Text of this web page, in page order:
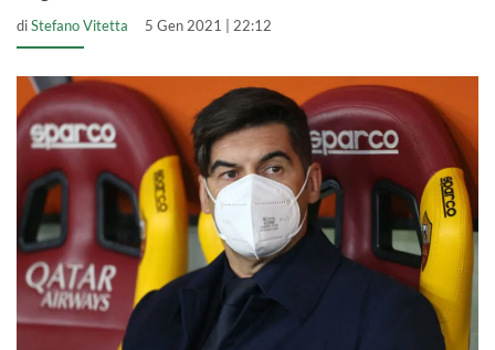
diStefano Vitetta 5 Gen 2021 | 22:12